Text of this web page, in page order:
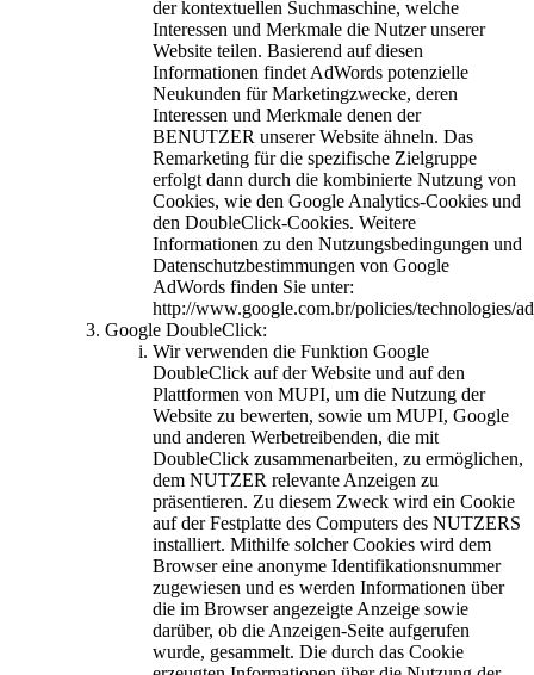
der kontextuellen Suchmaschine, welche
Interessen und Merkmale die Nutzer unserer
Website teilen. Basierend auf diesen
Informationen findet AdWords potenzielle
Neukunden für Marketingzwecke, deren
Interessen und Merkmale denen der
BENUTZER unserer Website ähneln. Das
Remarketing für die spezifische Zielgruppe
erfolgt dann durch die kombinierte Nutzung von
Cookies, wie den Google Analytics-Cookies und
den DoubleClick-Cookies. Weitere
Informationen zu den Nutzungsbedingungen und
Datenschutzbestimmungen von Google
AdWords finden Sie unter:
http://www.google.com.br/policies/technologies/
Google DoubleClick:
Wir verwenden die Funktion Google
DoubleClick auf der Website und auf den
Plattformen von MUPI, um die Nutzung der
Website zu bewerten, sowie um MUPI, Google
und anderen Werbetreibenden, die mit
DoubleClick zusammenarbeiten, zu ermöglichen,
dem NUTZER relevante Anzeigen zu
präsentieren. Zu diesem Zweck wird ein Cookie
auf der Festplatte des Computers des NUTZERS
installiert. Mithilfe solcher Cookies wird dem
Browser eine anonyme Identifikationsnummer
zugewiesen und es werden Informationen über
die im Browser angezeigte Anzeige sowie
darüber, ob die Anzeigen-Seite aufgerufen
wurde, gesammelt. Die durch das Cookie